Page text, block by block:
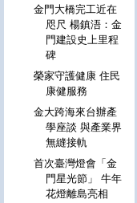
金門大橋完工近在
咫尺 楊鎮浯：金
門建設史上里程
碑
榮家守護健康 住民
康健服務
金大跨海來台辦產
學座談 與產業界
無縫接軌
首次臺灣燈會「金
門星光節」 牛年
花燈離島亮相